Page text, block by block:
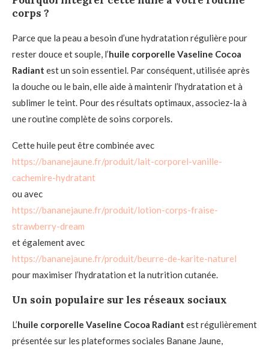
corps ?
Parce que la peau a besoin d’une hydratation régulière pour
rester douce et souple, l’huile corporelle Vaseline Cocoa
Radiant est un soin essentiel. Par conséquent, utilisée après
la douche ou le bain, elle aide à maintenir l’hydratation et à
sublimer le teint. Pour des résultats optimaux, associez-la à
une routine complète de soins corporels.
Cette huile peut être combinée avec
https://bananejaune.fr/produit/lait-corporel-vanille-
cachemire-hydratant
ou avec
https://bananejaune.fr/produit/lotion-corps-fraise-
strawberry-dream
et également avec
https://bananejaune.fr/produit/beurre-de-karite-naturel
pour maximiser l’hydratation et la nutrition cutanée.
Un soin populaire sur les réseaux sociaux
L’huile corporelle Vaseline Cocoa Radiant est régulièrement
présentée sur les plateformes sociales Banane Jaune,